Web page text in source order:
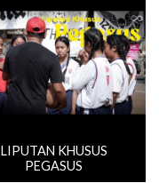
LIPUTAN KHUSUS
PEGASUS